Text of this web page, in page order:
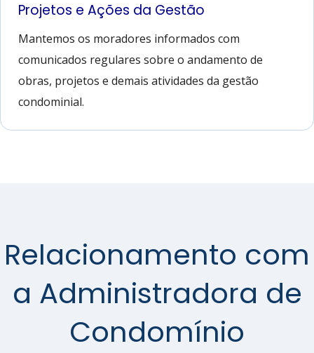
Projetos e Ações da Gestão
Mantemos os moradores informados com
comunicados regulares sobre o andamento de
obras, projetos e demais atividades da gestão
condominial.
Relacionamento com
a Administradora de
Condomínio